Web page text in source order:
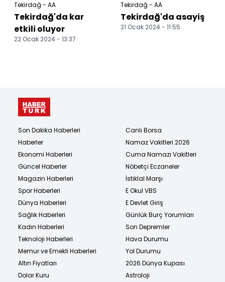
Tekirdağ - AA
Tekirdağ'da kar
etkili oluyor
22 Ocak 2024 - 13:37
Tekirdağ - AA
Tekirdağ'da asayiş
21 Ocak 2024 - 11:55
Son Dakika Haberleri
Haberler
Ekonomi Haberleri
Güncel Haberler
Magazin Haberleri
Spor Haberleri
Dünya Haberleri
Sağlık Haberleri
Kadın Haberleri
Teknoloji Haberleri
Memur ve Emekli Haberleri
Altın Fiyatları
Dolar Kuru
Canlı Borsa
Namaz Vakitleri 2026
Cuma Namazı Vakitleri
Nöbetçi Eczaneler
İstiklal Marşı
E Okul VBS
E Devlet Giriş
Günlük Burç Yorumları
Son Depremler
Hava Durumu
Yol Durumu
2026 Dünya Kupası
Astroloji